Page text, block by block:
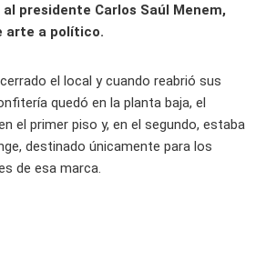
al presidente Carlos Saúl Menem,
arte a político.
el local y cuando reabrió sus
quedó en la planta baja, el
el primer piso y, en el segundo, estaba
destinado únicamente para los
de esa marca.